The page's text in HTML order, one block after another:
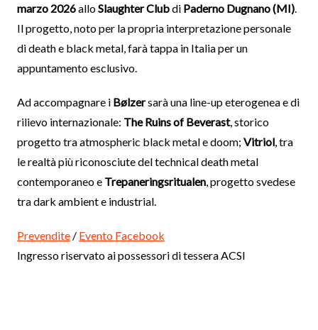
marzo 2026alloSlaughter Clubdi Paderno Dugnano (MI).
Il progetto, noto per la propria interpretazione personale
di death e black metal, farà tappa in Italia per un
appuntamento esclusivo.
Ad accompagnare i Bølzersarà una line-up eterogenea e di
rilievo internazionale: The Ruins of Beverast, storico
progetto tra atmospheric black metal e doom; Vitriol, tra
le realtà più riconosciute del technical death metal
contemporaneo e Trepaneringsritualen, progetto svedese
tra dark ambient e industrial.
Prevendite/ Evento Facebook
Ingresso riservato ai possessori di tessera ACSI